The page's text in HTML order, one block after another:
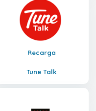
Recarga
Tune Talk